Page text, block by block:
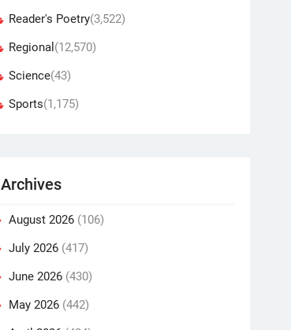
Reader's Poetry(3,522)
Regional (12,570)
Science(43)
Sports(1,175)
Archives
August 2026 (106)
July 2026 (417)
June 2026 (430)
May 2026 (442)